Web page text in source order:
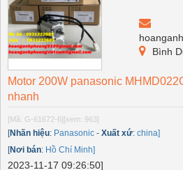
Bình
Motor 200W panasonic
nhanh
[Mã: G-61672-6][xem: 963]
[Nhãn hiệu: Panasonic - Xuất xứ: china]
[Nơi bán: Hồ Chí Minh]
2023-11-17 09:26:50]